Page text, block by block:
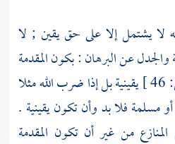
لا يشتمل إلا على حق يقين ; لا
والجدل عن البرهان : بكون المقدمة
يقينية بل إذا ضرب الله مثلا
مسلمة فلا بد وأن تكون يقينية .
من غير أن تكون المقدمة